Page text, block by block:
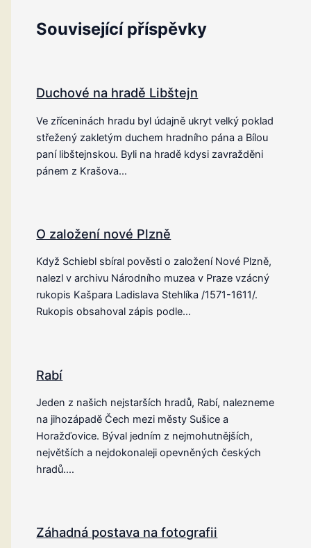
Související příspěvky
Duchové na hradě Libštejn
Ve zříceninách hradu byl údajně ukryt velký poklad
střežený zakletým duchem hradního pána a Bílou
paní libštejnskou. Byli na hradě kdysi zavražděni
pánem z Krašova…
O založení nové Plzně
Když Schiebl sbíral pověsti o založení Nové Plzně,
nalezl v archivu Národního muzea v Praze vzácný
rukopis Kašpara Ladislava Stehlíka /1571-1611/.
Rukopis obsahoval zápis podle…
Rabí
Jeden z našich nejstarších hradů, Rabí, nalezneme
na jihozápadě Čech mezi městy Sušice a
Horažďovice. Býval jedním z nejmohutnějších,
největších a nejdokonaleji opevněných českých
hradů.…
Záhadná postava na fotografii